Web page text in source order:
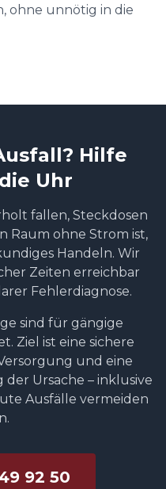
ohne unnötig in die
Hilfe
Uhr
fallen, Steckdosen
Raum ohne Strom ist,
Handeln. Wir
Zeiten erreichbar
Fehlerdiagnose.
sind für gängige
Ziel ist eine sichere
und eine
Ursache – inklusive
Ausfälle vermeiden
92 50